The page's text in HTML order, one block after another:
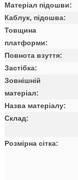
Матеріал підошви:
Каблук, підошва:
Товщина
платформи:
Повнота взуття:
Застібка:
Зовнішній
матеріал:
Назва матеріалу:
Склад:
Розмірна сітка: